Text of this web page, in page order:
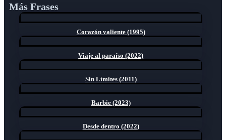
Más Frases
Corazón valiente (1995)
Viaje al paraíso (2022)
Sin Límites (2011)
Barbie (2023)
Desde dentro (2022)